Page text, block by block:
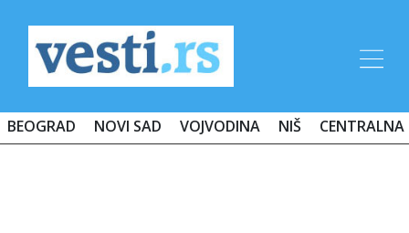
BEOGRAD NOVI SAD VOJVODINA NIŠ CENTRALNA